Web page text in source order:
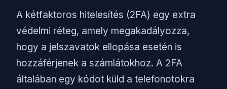
A kétfaktoros hitelesítés (2FA) egy extra
védelmi réteg, amely megakadályozza,
hogy a jelszavatok ellopása esetén is
hozzáférjenek a számlátokhoz. A 2FA
általában egy kódot küld a telefonotokra